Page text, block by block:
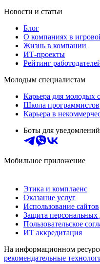
Новости и статьи
Блог
О компаниях в
Жизнь в компании
ИТ-проекты
Рейтинг
Молодым специалистам
Карьера для молодых
Школа программистов
Карьера в
Боты для уведомлений
Мобильное приложение
Этика и комплаенс
Оказание услуг
Использование сайтов
Защита
Пользовательское
ИТ аккредитация
На информационном
рекомендательные